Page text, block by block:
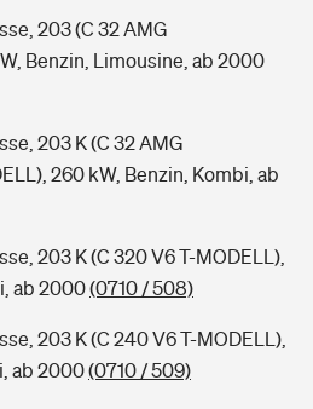
203 (C 32 AMG
Benzin, Limousine, ab 2000
203 K (C 32 AMG
260 kW, Benzin, Kombi, ab
203 K (C 320 V6 T-MODELL),
ab 2000(0710 / 508)
203 K (C 240 V6 T-MODELL),
ab 2000(0710 / 509)